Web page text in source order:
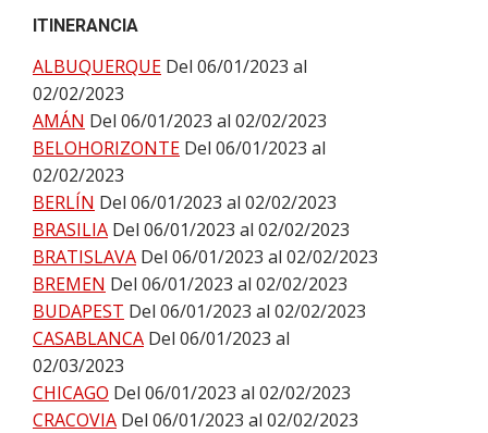
ITINERANCIA
ALBUQUERQUE Del 06/01/2023 al
02/02/2023
AMÁN Del 06/01/2023 al 02/02/2023
BELOHORIZONTE Del 06/01/2023 al
02/02/2023
BERLÍN Del 06/01/2023 al 02/02/2023
BRASILIA Del 06/01/2023 al 02/02/2023
BRATISLAVA Del 06/01/2023 al 02/02/2023
BREMEN Del 06/01/2023 al 02/02/2023
BUDAPEST Del 06/01/2023 al 02/02/2023
CASABLANCA Del 06/01/2023 al
02/03/2023
CHICAGO Del 06/01/2023 al 02/02/2023
CRACOVIA Del 06/01/2023 al 02/02/2023